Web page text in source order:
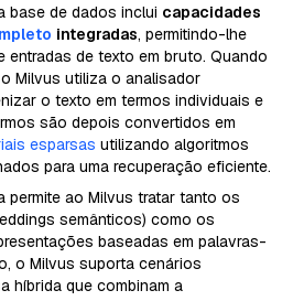
base de dados inclui capacidades
integradas, permitindo-lhe
entradas de texto em bruto. Quando
Milvus utiliza o analisador
o texto em termos individuais e
são depois convertidos em
esparsas utilizando algoritmos
para uma recuperação eficiente.
permite ao Milvus tratar tanto os
semânticos) como os
baseadas em palavras-
o Milvus suporta cenários
híbrida que combinam a